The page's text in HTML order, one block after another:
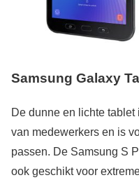
Samsung Galaxy
De dunne en lichte
van medewerkers en is
passen. De Samsung S
ook geschikt voor